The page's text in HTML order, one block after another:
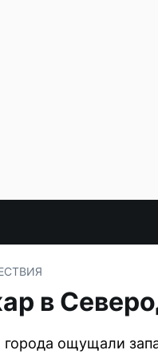
в
города ощущали